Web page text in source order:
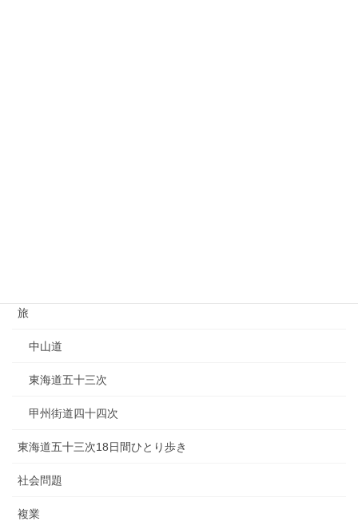
旅
中山道
東海道五十三次
甲州街道四十四次
東海道五十三次18日間ひとり歩き
社会問題
複業